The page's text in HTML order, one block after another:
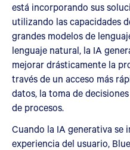
está incorporando sus
utilizando las capacidades
grandes modelos de
lenguaje natural, la IA
mejorar drásticamente la
través de un acceso más
datos, la toma de
de procesos.
Cuando la IA generativa se
experiencia del usuario,